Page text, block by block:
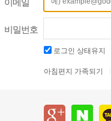
비밀번호
로그인 상태유지
아침편지 가족되기